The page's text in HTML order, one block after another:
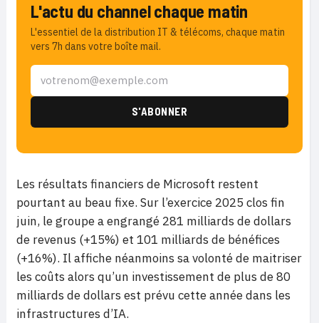
L'actu du channel chaque matin
L'essentiel de la distribution IT & télécoms, chaque matin
vers 7h dans votre boîte mail.
Les résultats financiers de Microsoft restent
pourtant au beau fixe. Sur l’exercice 2025 clos fin
juin, le groupe a engrangé 281 milliards de dollars
de revenus (+15%) et 101 milliards de bénéfices
(+16%). Il affiche néanmoins sa volonté de maitriser
les coûts alors qu’un investissement de plus de 80
milliards de dollars est prévu cette année dans les
infrastructures d’IA.